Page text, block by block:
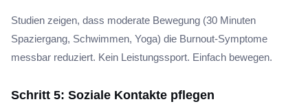
Studien zeigen, dass moderate Bewegung (30 Minuten
Spaziergang, Schwimmen, Yoga) die Burnout-Symptome
messbar reduziert. Kein Leistungssport. Einfach bewegen.
Schritt 5: Soziale Kontakte pflegen